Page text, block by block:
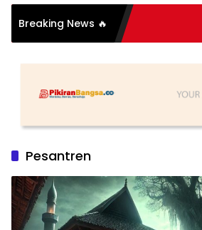
Breaking News 🔥
Pesantren